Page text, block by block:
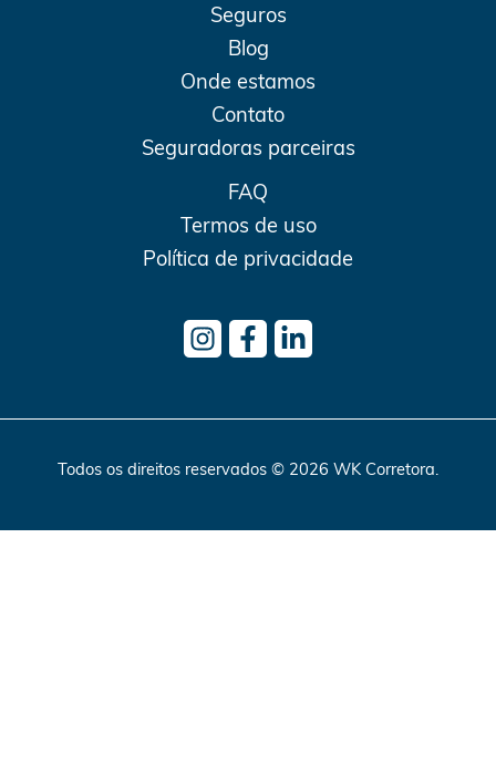
Seguros
Blog
Onde estamos
Contato
Seguradoras parceiras
FAQ
Termos de uso
Política de privacidade
Todos os direitos reservados © 2026 WK Corretora.